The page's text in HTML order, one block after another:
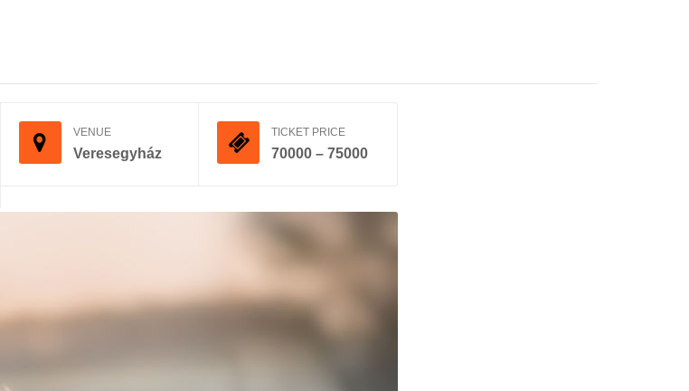
VENUE
Veresegyház
TICKET PRICE
70000 – 75000